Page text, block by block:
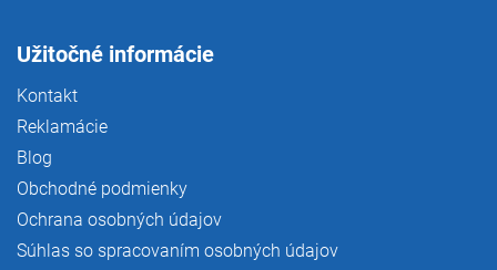
Užitočné informácie
Kontakt
Reklamácie
Blog
Obchodné podmienky
Ochrana osobných údajov
Súhlas so spracovaním osobných údajov